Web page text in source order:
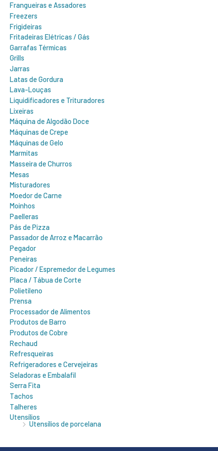
Frangueiras e Assadores
Freezers
Frigideiras
Fritadeiras Elétricas / Gás
Garrafas Térmicas
Grills
Jarras
Latas de Gordura
Lava-Louças
Liquidificadores e Trituradores
Lixeiras
Máquina de Algodão Doce
Máquinas de Crepe
Máquinas de Gelo
Marmitas
Masseira de Churros
Mesas
Misturadores
Moedor de Carne
Moinhos
Paelleras
Pás de Pizza
Passador de Arroz e Macarrão
Pegador
Peneiras
Picador / Espremedor de Legumes
Placa / Tábua de Corte
Polietileno
Prensa
Processador de Alimentos
Produtos de Barro
Produtos de Cobre
Rechaud
Refresqueiras
Refrigeradores e Cervejeiras
Seladoras e Embalafil
Serra Fita
Tachos
Talheres
Utensílios
Utensílios de porcelana